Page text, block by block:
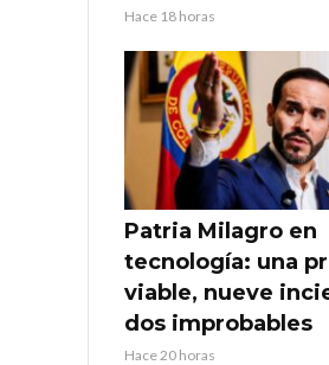
Hace 18 horas
Patria Milagro en
tecnología: una
viable, nueve
dos improbables
Hace 20 horas